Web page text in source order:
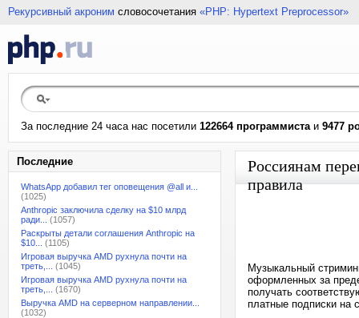
Рекурсивный акроним словосочетания «PHP: Hypertext Preprocessor»
За последние 24 часа нас посетили 122664 программистаи 9477
Последние
WhatsApp добавил тег оповещения @all и...
(1025)
Anthropic заключила сделку на $10 млрд
ради...
(1057)
Раскрыты детали соглашения Anthropic на
$10...
(1105)
Игровая выручка AMD рухнула почти на
треть,...
(1045)
Игровая выручка AMD рухнула почти на
треть,...
(1670)
Выручка AMD на серверном направлении...
(1032)
Россиянам
правила
Музыкальный
оформленных за
получать
платные подписки на